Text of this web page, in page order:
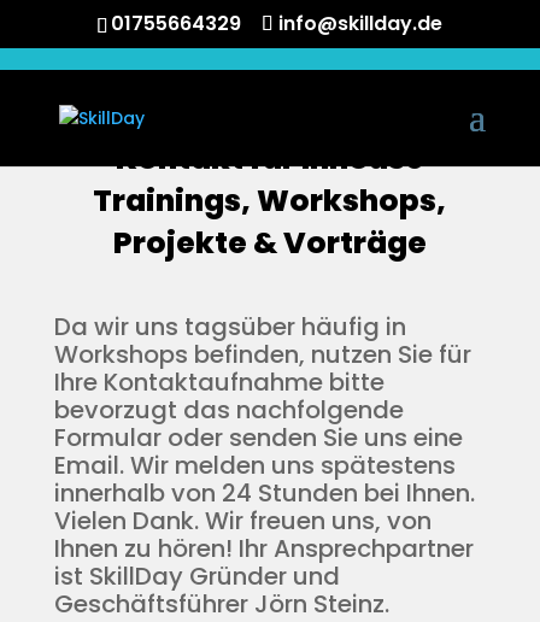
01755664329 info@skillday.de
Kontakt für Inhouse
Trainings, Workshops,
Projekte & Vorträge
Da wir uns tagsüber häufig in
Workshops befinden, nutzen Sie für
Ihre Kontaktaufnahme bitte
bevorzugt das nachfolgende
Formular oder senden Sie uns eine
Email. Wir melden uns spätestens
innerhalb von 24 Stunden bei Ihnen.
Vielen Dank. Wir freuen uns, von
Ihnen zu hören! Ihr Ansprechpartner
ist SkillDay Gründer und
Geschäftsführer Jörn Steinz.